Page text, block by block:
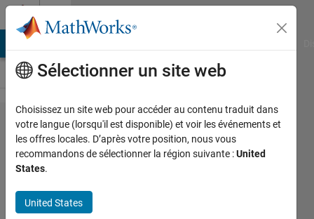
Passer au contenu
Problem
55765.
Adding
Inset
Plots
Sélectionner un site web
Choisissez un site web pour accéder au contenu traduit dans
votre langue (lorsqu'il est disponible) et voir les événements et
les offres locales. D’après votre position, nous vous
recommandons de sélectionner la région suivante :United
States.
United States